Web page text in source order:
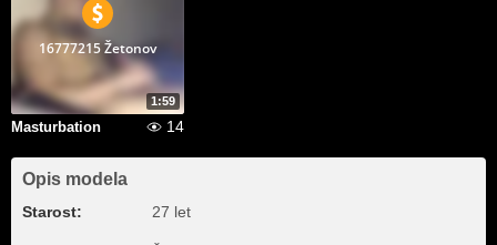
1:59
16777215 Žetonov
Masturbation 14
Opis modela
Starost: 27 let